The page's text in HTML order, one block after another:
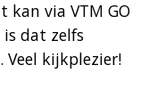
kan via VTM GO
is dat zelfs
Veel kijkplezier!